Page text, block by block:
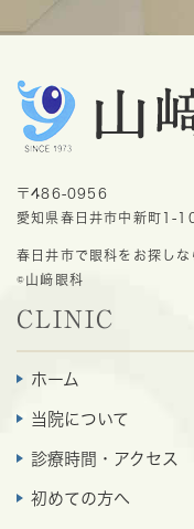
〒486-0956
愛知県春日井市中新町1-
春日井市で眼科をお探し
©山﨑眼科
CLINIC
ホーム
当院について
診療時間・アクセス
初めての方へ